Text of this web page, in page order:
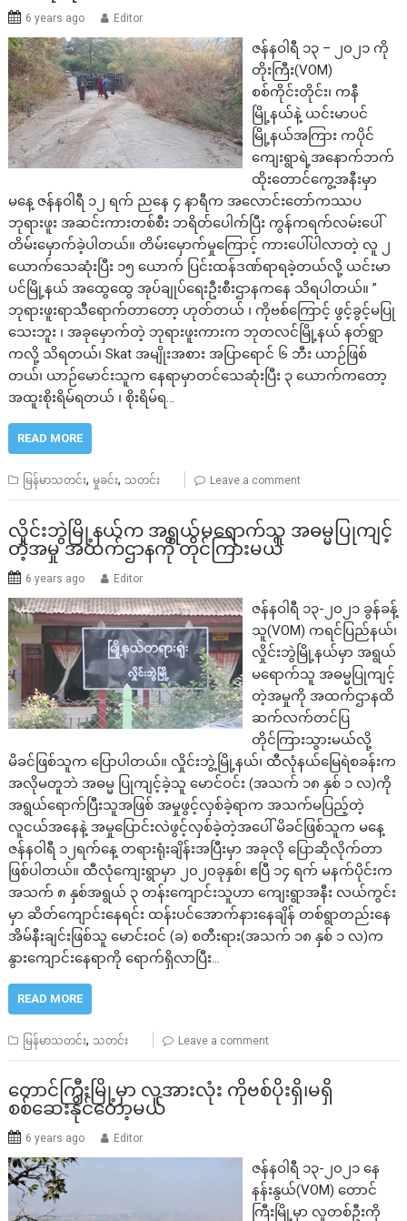
6 years ago Editor
ဇန်နဝါရီ ၁၃ – ၂၀၂၁ ကို
တိုးကြီး(VOM)
စစ်ကိုင်းတိုင်း၊ ကနီ
မြို့နယ်နဲ့ ယင်းမာပင်
မြို့နယ်အကြား ကပိုင်
ကျေးရွာရဲ့အနောက်ဘက်
ထိုးတောင်ကွေ့အနီးမှာ
မနေ့ ဇန်နဝါရီ ၁၂ ရက် ညနေ ၄ နာရီက အလောင်းတော်ကဿပ
ဘုရားဖူး အဆင်းကားတစ်စီး ဘရိတ်ပေါက်ပြီး ကွန်ကရက်လမ်းပေါ်
တိမ်းမှောက်ခဲ့ပါတယ်။ တိမ်းမှောက်မှုကြောင့် ကားပေါ်ပါလာတဲ့ လူ ၂
ယောက်သေဆုံးပြီး ၁၅ ယောက် ပြင်းထန်ဒဏ်ရာရခဲ့တယ်လို့ ယင်းမာ
ပင်မြို့နယ် အထွေထွေ အုပ်ချုပ်ရေးဦးစီးဌာနကနေ သိရပါတယ်။ ”
ဘုရားဖူးရာသီရောက်တာတော့ ဟုတ်တယ် ၊ ကိုဗစ်ကြောင့် ဖွင့်ခွင့်မပြု
သေးဘူး ၊ အခုမှောက်တဲ့ ဘုရားဖူးကားက ဘုတလင်မြို့နယ် နတ်ရွာ
ကလို့ သိရတယ်၊ Skat အမျိုးအစား အပြာရောင် ၆ ဘီး ယာဉ်ဖြစ်
တယ်၊ ယာဉ်မောင်းသူက နေရာမှာတင်သေဆုံးပြီး ၃ ယောက်ကတော့
အထူးစိုးရိမ်ရတယ် ၊ စိုးရိမ်ရ…
READ MORE
မြန်မာသတင်း,မှုခင်း, သတင်း Leave a comment
လှိုင်းဘွဲမြို့နယ်က အရွယ်မရောက်သူ အဓမ္မပြုကျင့်
တဲ့အမှု အထက်ဌာနကို တိုင်ကြားမယ်
6 years ago Editor
ဇန်နဝါရီ ၁၃-၂၀၂၁ ခွန်ခန့်
သူ(VOM) ကရင်ပြည်နယ်၊
လှိုင်းဘွဲမြို့နယ်မှာ အရွယ်
မရောက်သူ အဓမ္မပြုကျင့်
တဲ့အမှုကို အထက်ဌာနထိ
ဆက်လက်တင်ပြ
တိုင်ကြားသွားမယ်လို့
မိခင်ဖြစ်သူက ပြောပါတယ်။ လှိုင်းဘွဲ့မြို့နယ်၊ ထီလုံနယ်မြေရဲစခန်းက
အလိုမတူဘဲ အဓမ္မ ပြုကျင့်ခဲ့သူ မောင်ဝင်း (အသက် ၁၈ နှစ် ၁ လ)ကို
အရွယ်ရောက်ပြီးသူအဖြစ် အမှုဖွင့်လှစ်ခဲ့ရာက အသက်မပြည့်တဲ့
လူငယ်အနေနဲ့ အမှုပြောင်းလဲဖွင့်လှစ်ခဲ့တဲ့အပေါ် မိခင်ဖြစ်သူက မနေ့
ဇန်နဝါရီ ၁၂ရက်နေ့ တရားရုံးချိန်းအပြီးမှာ အခုလို ပြောဆိုလိုက်တာ
ဖြစ်ပါတယ်။ ထီလုံကျေးရွာမှာ ၂၀၂၀ခုနှစ်၊ ဧပြီ ၁၄ ရက် မနက်ပိုင်းက
အသက် ၈ နှစ်အရွယ် ၃ တန်းကျောင်းသူဟာ ကျေးရွာအနီး လယ်ကွင်း
မှာ ဆိတ်ကျောင်းနေရင်း ထန်းပင်အောက်နားနေချိန် တစ်ရွာတည်းနေ
အိမ်နီးချင်းဖြစ်သူ မောင်းဝင် (ခ) စတီးရား(အသက် ၁၈ နှစ် ၁ လ)က
နွားကျောင်းနေရာကို ရောက်ရှိလာပြီး…
READ MORE
မြန်မာသတင်း, သတင်း Leave a comment
တောင်ကြီးမြို့မှာ လူအားလုံး ကိုဗစ်ပိုးရှိ၊မရှိ
စစ်ဆေးနိုင်တော့မယ်
6 years ago Editor
ဇန်နဝါရီ ၁၃-၂၀၂၁ နေ
နန်းနွယ်(VOM) တောင်
ကြီးမြို့မှာ လူတစ်ဦးကို